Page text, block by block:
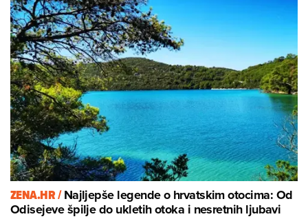
ZENA.HR /Najljepše legende o hrvatskim otocima: Od
Odisejeve špilje do ukletih otoka i nesretnih ljubavi